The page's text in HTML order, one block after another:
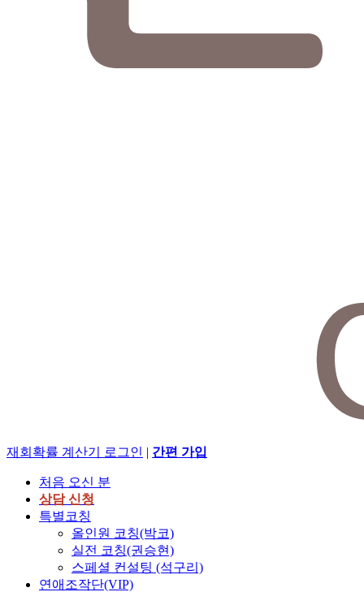
재회확률 계산기 로그인 | 간편 가입
처음 오신 분
상담 신청
특별코칭
올인원 코칭(박코)
실전 코칭(권승현)
스페셜 컨설팅 (석구리)
연애조작단(VIP)